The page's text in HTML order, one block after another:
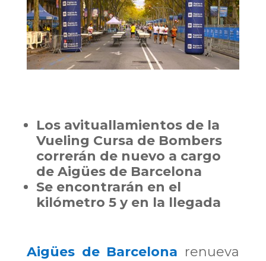
Los avituallamientos de la
Vueling Cursa de Bombers
correrán de nuevo a cargo
de Aigües de Barcelona
Se encontrarán en el
kilómetro 5 y en la llegada
Aigües de Barcelona renueva